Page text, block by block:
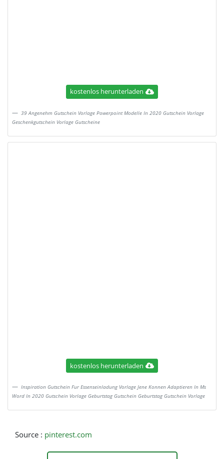
kostenlos herunterladen
39 Angenehm Gutschein Vorlage Powerpoint Modelle In 2020 Gutschein Vorlage
Geschenkgutschein Vorlage Gutscheine
kostenlos herunterladen
Inspiration Gutschein Fur Essenseinladung Vorlage Jene Konnen Adaptieren In Ms
Word In 2020 Gutschein Vorlage Geburtstag Gutschein Geburtstag Gutschein Vorlage
Source : pinterest.com